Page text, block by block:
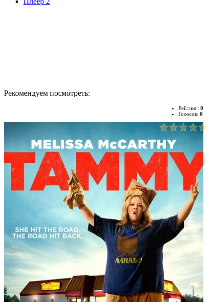
Рекомендуем посмотреть:
Рейтинг: 0
Голосов: 0